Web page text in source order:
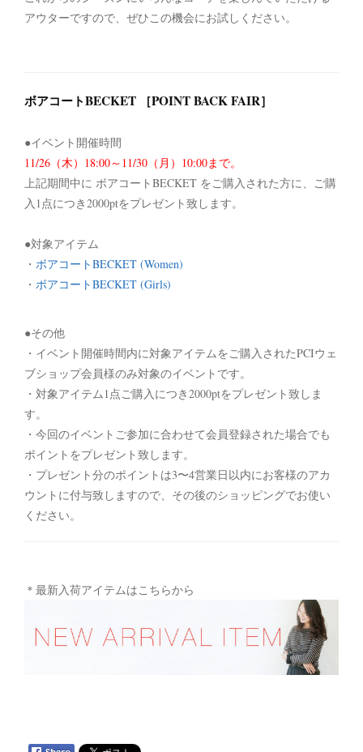
アウターですので、ぜひこの機会にお試しください。
ボアコートBECKET ［POINT BACK FAIR］
●イベント開催時間
11/26（木）18:00～11/30（月）10:00まで。
上記期間中に ボアコートBECKET をご購入された方に、ご購
入1点につき2000ptをプレゼント致します。
●対象アイテム
・ ボアコートBECKET (Women)
・ ボアコートBECKET (Girls)
●その他
・イベント開催時間内に対象アイテムをご購入されたPCIウェ
ブショップ会員様のみ対象のイベントです。
・対象アイテム1点ご購入につき2000ptをプレゼント致しま
す。
・今回のイベントご参加に合わせて会員登録された場合でも
ポイントをプレゼント致します。
・プレゼント分のポイントは3〜4営業日以内にお客様のアカ
ウントに付与致しますので、その後のショッピングでお使い
ください。
＊最新入荷アイテムはこちらから